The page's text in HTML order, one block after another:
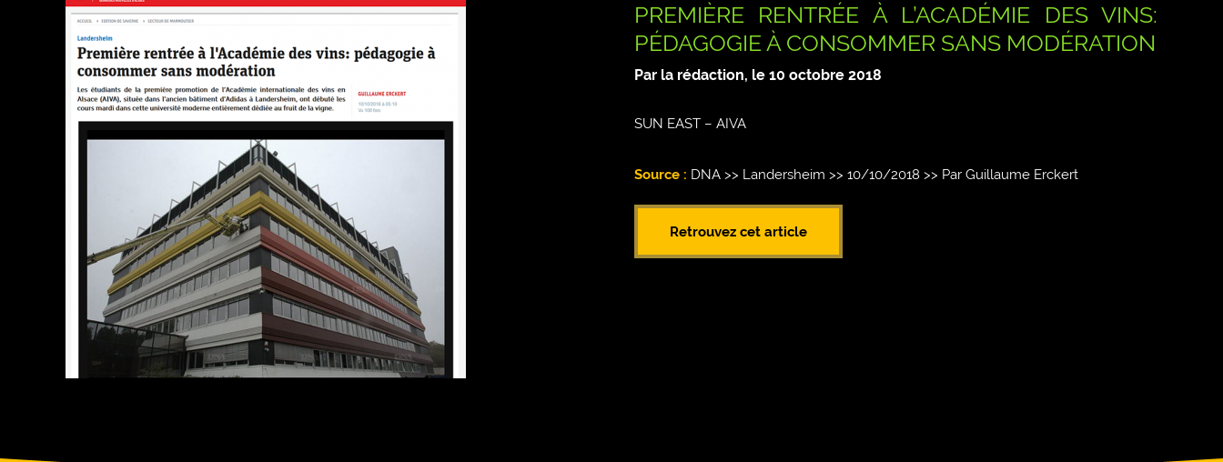
PREMIÈRE RENTRÉE À L’ACADÉMIE DES VINS:
PÉDAGOGIE À CONSOMMER SANS MODÉRATION
Par la rédaction, le 10 octobre 2018
SUN EAST – AIVA
Source : DNA >> Landersheim >> 10/10/2018 >> Par Guillaume Erckert
Retrouvez cet article